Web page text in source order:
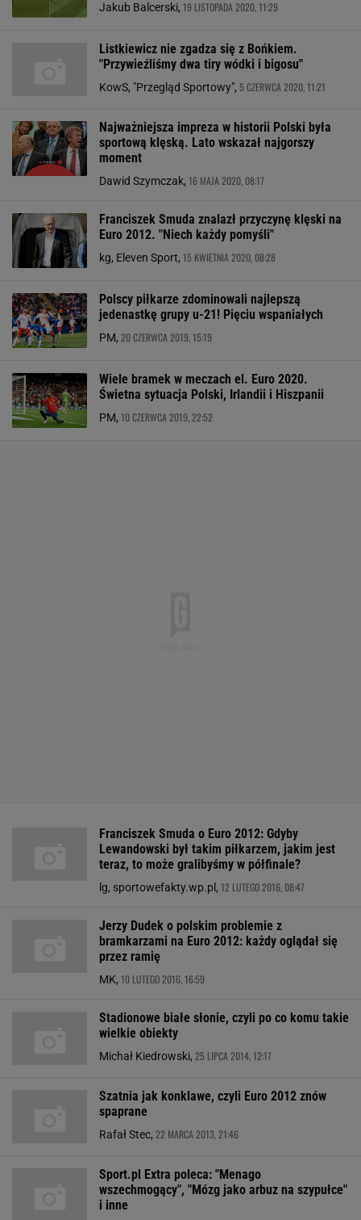
Jakub Balcerski, 19 LISTOPADA 2020, 11:29
Listkiewicz nie zgadza się z Bońkiem.
"Przywieźliśmy dwa tiry wódki i bigosu"
KowS, "Przegląd Sportowy", 5 CZERWCA 2020, 11:21
Najważniejsza impreza w historii Polski była
sportową klęską. Lato wskazał najgorszy
moment
Dawid Szymczak, 16 MAJA 2020, 08:17
Franciszek Smuda znalazł przyczynę klęski na
Euro 2012. "Niech każdy pomyśli"
kg, Eleven Sport, 15 KWIETNIA 2020, 08:28
Polscy piłkarze zdominowali najlepszą
jedenastkę grupy u-21! Pięciu wspaniałych
PM, 20 CZERWCA 2019, 15:19
Wiele bramek w meczach el. Euro 2020.
Świetna sytuacja Polski, Irlandii i Hiszpanii
PM, 10 CZERWCA 2019, 22:52
Franciszek Smuda o Euro 2012: Gdyby
Lewandowski był takim piłkarzem, jakim jest
teraz, to może gralibyśmy w półfinale?
lg, sportowefakty.wp.pl, 12 LUTEGO 2016, 08:47
Jerzy Dudek o polskim problemie z
bramkarzami na Euro 2012: każdy oglądał się
przez ramię
MK, 10 LUTEGO 2016, 16:59
Stadionowe białe słonie, czyli po co komu takie
wielkie obiekty
Michał Kiedrowski, 25 LIPCA 2014, 12:17
Szatnia jak konklawe, czyli Euro 2012 znów
spaprane
Rafał Stec, 22 MARCA 2013, 21:46
Sport.pl Extra poleca: "Menago
wszechmogący", "Mózg jako arbuz na szypułce"
i inne